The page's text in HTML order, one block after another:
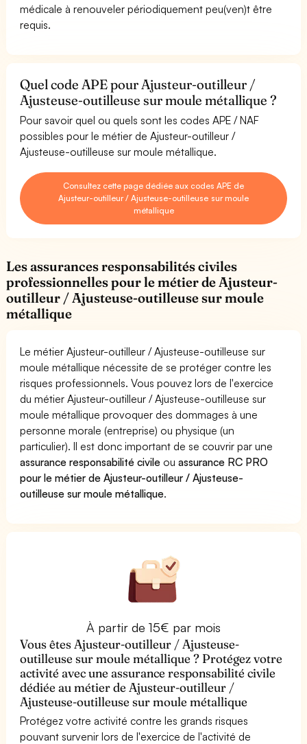
médicale à renouveler périodiquement peu(ven)t être
requis.
Quel code APE pour Ajusteur-outilleur /
Ajusteuse-outilleuse sur moule métallique ?
Pour savoir quel ou quels sont les codes APE / NAF
possibles pour le métier de Ajusteur-outilleur /
Ajusteuse-outilleuse sur moule métallique.
Consultez cette page dédiée aux codes APE de
Ajusteur-outilleur / Ajusteuse-outilleuse sur moule
métallique
Les assurances responsabilités civiles
professionnelles pour le métier de Ajusteur-
outilleur / Ajusteuse-outilleuse sur moule
métallique
Le métier Ajusteur-outilleur / Ajusteuse-outilleuse sur
moule métallique nécessite de se protéger contre les
risques professionnels. Vous pouvez lors de l'exercice
du métier Ajusteur-outilleur / Ajusteuse-outilleuse sur
moule métallique provoquer des dommages à une
personne morale (entreprise) ou physique (un
particulier). Il est donc important de se couvrir par une
assurance responsabilité civile ouassurance RC PRO
pour le métier de Ajusteur-outilleur / Ajusteuse-
outilleuse sur moule métallique.
À partir de 15€ par mois
Vous êtes Ajusteur-outilleur / Ajusteuse-
outilleuse sur moule métallique ? Protégez votre
activité avec une assurance responsabilité civile
dédiée au métier de Ajusteur-outilleur /
Ajusteuse-outilleuse sur moule métallique
Protégez votre activité contre les grands risques
pouvant survenir lors de l'exercice de l'activité de